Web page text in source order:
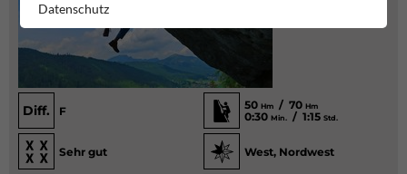
Diff. F 50 Hm / 70 Hm
0:30 Min. / 1:15 Std.
Sehr gut West, Nordwest
Datenschutz